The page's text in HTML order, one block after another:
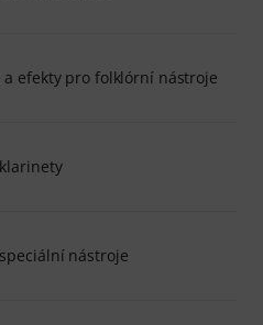
a efekty pro folklórní nástroje
nástroje